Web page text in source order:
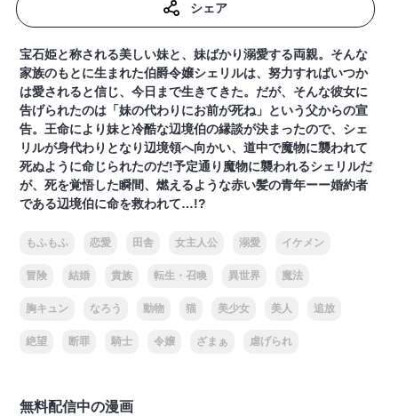
シェア
宝石姫と称される美しい妹と、妹ばかり溺愛する両親。そんな
家族のもとに生まれた伯爵令嬢シェリルは、努力すればいつか
は愛されると信じ、今日まで生きてきた。だが、そんな彼女に
告げられたのは「妹の代わりにお前が死ね」という父からの宣
告。王命により妹と冷酷な辺境伯の縁談が決まったので、シェ
リルが身代わりとなり辺境領へ向かい、道中で魔物に襲われて
死ぬように命じられたのだ!予定通り魔物に襲われるシェリルだ
が、死を覚悟した瞬間、燃えるような赤い髪の青年ーー婚約者
である辺境伯に命を救われて…!?
もふもふ 恋愛 田舎 女主人公 溺愛 イケメン
冒険 結婚 貴族 転生・召喚 異世界 魔法
胸キュン なろう 動物 猫 美少女 美人 追放
絶望 断罪 騎士 令嬢 ざまぁ 虐げられ
無料配信中の漫画